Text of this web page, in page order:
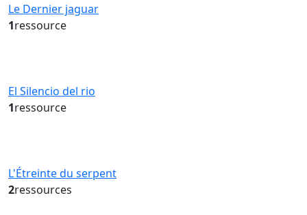
Le Dernier jaguar
1ressource
El Silencio del rio
1ressource
L'Étreinte du serpent
2ressources